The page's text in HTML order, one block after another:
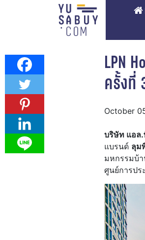
LPN
ครั้งที่
October
บริษัท แอล.
แบรนด์ ลุม
มหกรรมบ้
ศูนย์การป